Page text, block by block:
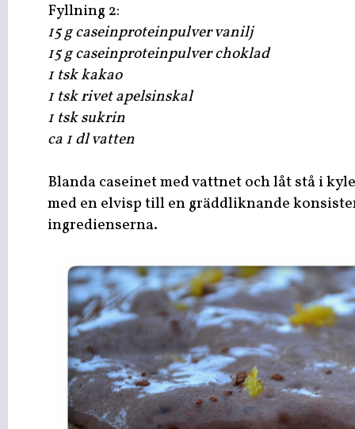
Fyllning 2:
15 g caseinproteinpulver vanilj
15 g caseinproteinpulver choklad
1 tsk kakao
1 tsk rivet apelsinskal
1 tsk sukrin
ca 1 dl vatten
Blanda caseinet med vattnet och låt stå i
med en elvisp till en gräddliknande
ingredienserna.